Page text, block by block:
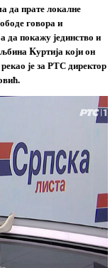
да прате локалне
говора и
да покажу јединство и
Kуртија који он
је за РТС директор